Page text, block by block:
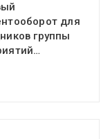
для
группы